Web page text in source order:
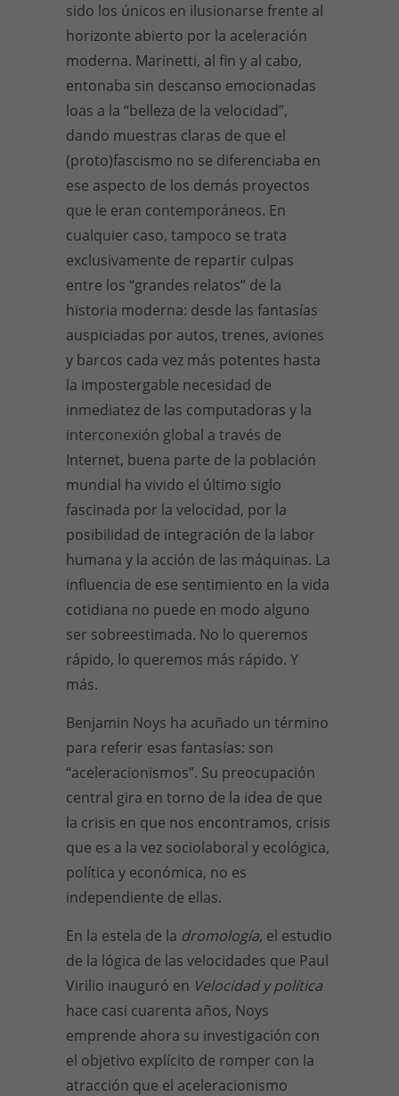
sido los únicos en ilusionarse frente al
horizonte abierto por la aceleración
moderna. Marinetti, al fin y al cabo,
entonaba sin descanso emocionadas
loas a la “belleza de la velocidad”,
dando muestras claras de que el
(proto)fascismo no se diferenciaba en
ese aspecto de los demás proyectos
que le eran contemporáneos. En
cualquier caso, tampoco se trata
exclusivamente de repartir culpas
entre los “grandes relatos” de la
historia moderna: desde las fantasías
auspiciadas por autos, trenes, aviones
y barcos cada vez más potentes hasta
la impostergable necesidad de
inmediatez de las computadoras y la
interconexión global a través de
Internet, buena parte de la población
mundial ha vivido el último siglo
fascinada por la velocidad, por la
posibilidad de integración de la labor
humana y la acción de las máquinas. La
influencia de ese sentimiento en la vida
cotidiana no puede en modo alguno
ser sobreestimada. No lo queremos
rápido, lo queremos más rápido. Y
más.
Benjamin Noys ha acuñado un término
para referir esas fantasías: son
“aceleracionismos”. Su preocupación
central gira en torno de la idea de que
la crisis en que nos encontramos, crisis
que es a la vez sociolaboral y ecológica,
política y económica, no es
independiente de ellas.
En la estela de la dromología, el estudio
de la lógica de las velocidades que Paul
Virilio inauguró en Velocidad y política
hace casi cuarenta años, Noys
emprende ahora su investigación con
el objetivo explícito de romper con la
atracción que el aceleracionismo